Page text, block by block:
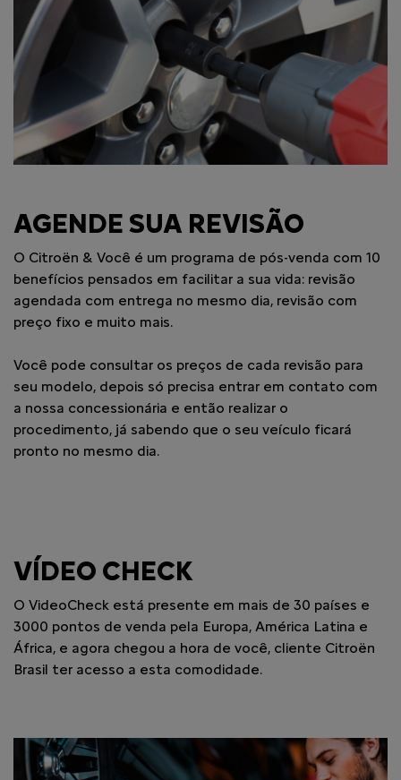
AGENDE SUA REVISÃO
O Citroën & Você é um programa de pós-venda com 10
benefícios pensados em facilitar a sua vida: revisão
agendada com entrega no mesmo dia, revisão com
preço fixo e muito mais.
Você pode consultar os preços de cada revisão para
seu modelo, depois só precisa entrar em contato com
a nossa concessionária e então realizar o
procedimento, já sabendo que o seu veículo ficará
pronto no mesmo dia.
VÍDEO CHECK
O VideoCheck está presente em mais de 30 países e
3000 pontos de venda pela Europa, América Latina e
África, e agora chegou a hora de você, cliente Citroën
Brasil ter acesso a esta comodidade.